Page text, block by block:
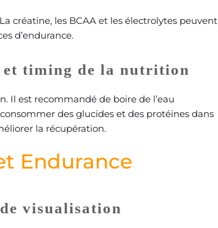
créatine, les BCAA et les électrolytes peuvent
d’endurance.
et timing de la nutrition
Il est recommandé de boire de l’eau
des glucides et des protéines dans
la récupération.
Endurance
visualisation